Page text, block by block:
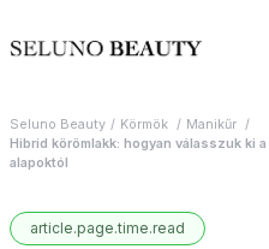
Seluno Beauty Körmök
Manikűr
Hibrid körömlakk: hogyan válasszuk ki
alapoktól
article.page.time.read